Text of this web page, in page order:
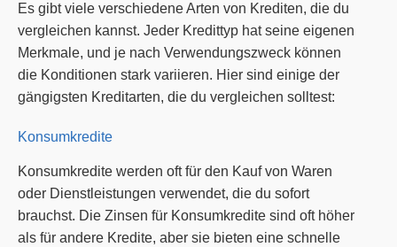
Es gibt viele verschiedene Arten von Krediten, die du
vergleichen kannst. Jeder Kredittyp hat seine eigenen
Merkmale, und je nach Verwendungszweck können
die Konditionen stark variieren. Hier sind einige der
gängigsten Kreditarten, die du vergleichen solltest:
Konsumkredite
Konsumkredite werden oft für den Kauf von Waren
oder Dienstleistungen verwendet, die du sofort
brauchst. Die Zinsen für Konsumkredite sind oft höher
als für andere Kredite, aber sie bieten eine schnelle